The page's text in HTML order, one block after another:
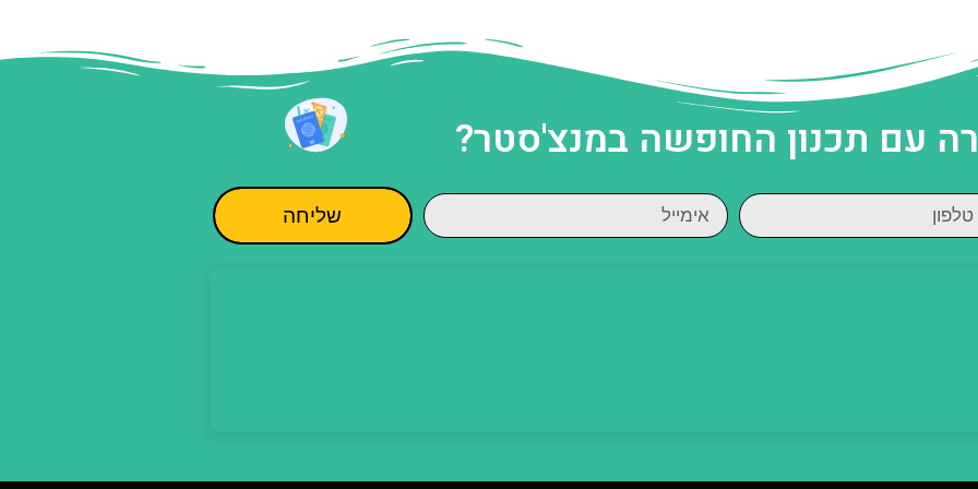
עם תכנון החופשה במנצ'סטר?
שליחה